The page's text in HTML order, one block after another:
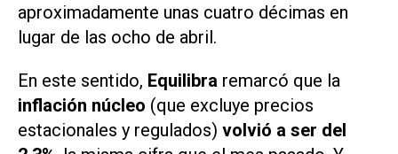
aproximadamente unas cuatro décimas en
lugar de las ocho de abril.
En este sentido, Equilibra remarcó que la
inflación núcleo (que excluye precios
estacionales y regulados) volvió a ser del